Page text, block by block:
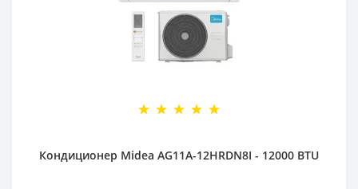
Кондиционер Midea AG11A-12HRDN8I - 12000 BTU